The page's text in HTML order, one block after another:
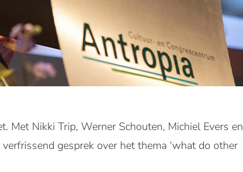
Met Nikki Trip, Werner Schouten, Michiel Evers en
gesprek over het thema ‘what do other